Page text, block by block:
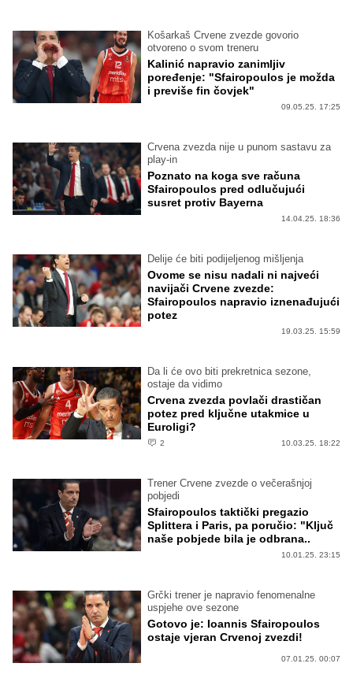
Košarkaš Crvene zvezde govorio
otvoreno o svom treneru
Kalinić napravio zanimljiv
poređenje: "Sfairopoulos je možda
i previše fin čovjek"
09.05.25. 17:25
Crvena zvezda nije u punom sastavu za
play-in
Poznato na koga sve računa
Sfairopoulos pred odlučujući
susret protiv Bayerna
14.04.25. 18:36
Delije će biti podijeljenog mišljenja
Ovome se nisu nadali ni najveći
navijači Crvene zvezde:
Sfairopoulos napravio iznenađujući
potez
19.03.25. 15:59
Da li će ovo biti prekretnica sezone,
ostaje da vidimo
Crvena zvezda povlači drastičan
potez pred ključne utakmice u
Euroligi?
2 10.03.25. 18:22
Trener Crvene zvezde o večerašnjoj
pobjedi
Sfairopoulos taktički pregazio
Splittera i Paris, pa poručio: "Ključ
naše pobjede bila je odbrana..
10.01.25. 23:15
Grčki trener je napravio fenomenalne
uspjehe ove sezone
Gotovo je: Ioannis Sfairopoulos
ostaje vjeran Crvenoj zvezdi!
07.01.25. 00:07